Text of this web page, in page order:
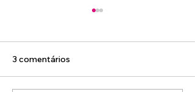
3 comentários